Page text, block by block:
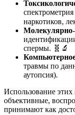
наркотиков,
Молекулярно-
спермы. 🧬🔬
травмы по
аутопсия).
Использование этих
объективные,
принимают как